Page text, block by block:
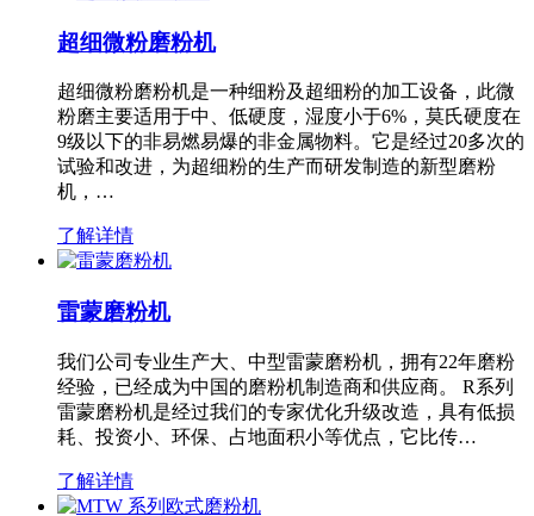
超细微粉磨粉机
超细微粉磨粉机是一种细粉及超细粉的加工设备，此微
粉磨主要适用于中、低硬度，湿度小于6%，莫氏硬度在
9级以下的非易燃易爆的非金属物料。它是经过20多次的
试验和改进，为超细粉的生产而研发制造的新型磨粉
机，…
了解详情
雷蒙磨粉机
我们公司专业生产大、中型雷蒙磨粉机，拥有22年磨粉
经验，已经成为中国的磨粉机制造商和供应商。 R系列
雷蒙磨粉机是经过我们的专家优化升级改造，具有低损
耗、投资小、环保、占地面积小等优点，它比传…
了解详情